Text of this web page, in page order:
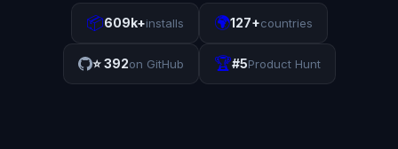
📦609k+installs 🌍127+countries
⭐392on GitHub 🏆#5Product Hunt